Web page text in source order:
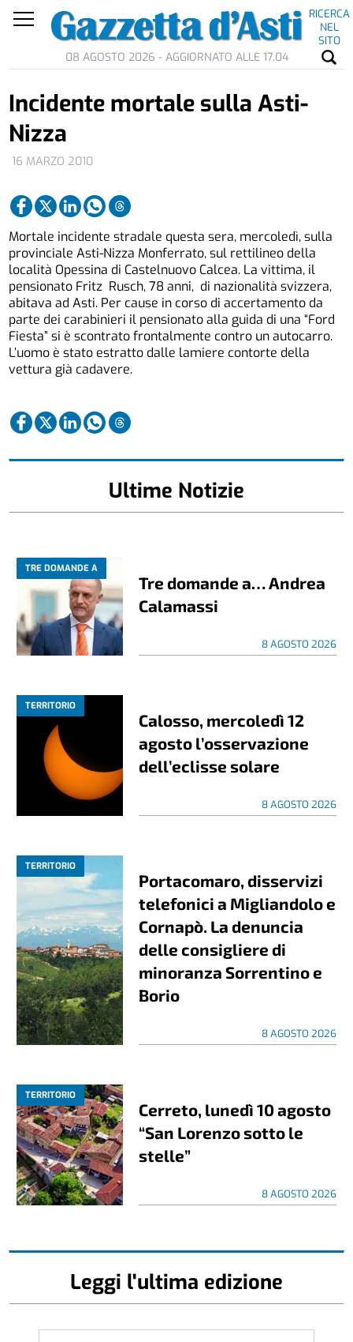
RICERCA
NEL
SITO
08 AGOSTO 2026 - AGGIORNATO ALLE 17.04
16 MARZO 2010
Incidente mortale sulla Asti-
Nizza
Mortale incidente stradale questa sera, mercoledì, sulla
provinciale Asti-Nizza Monferrato, sul rettilineo della
località Opessina di Castelnuovo Calcea. La vittima, il
pensionato Fritz Rusch, 78 anni, di nazionalità svizzera,
abitava ad Asti. Per cause in corso di accertamento da
parte dei carabinieri il pensionato alla guida di una “Ford
Fiesta” si è scontrato frontalmente contro un autocarro.
L’uomo è stato estratto dalle lamiere contorte della
vettura già cadavere.
Ultime Notizie
TRE DOMANDE A
Tre domande a… Andrea
Calamassi
8 AGOSTO 2026
TERRITORIO
Calosso, mercoledì 12
agosto l’osservazione
dell’eclisse solare
8 AGOSTO 2026
TERRITORIO
Portacomaro, disservizi
telefonici a Migliandolo e
Cornapò. La denuncia
delle consigliere di
minoranza Sorrentino e
Borio
8 AGOSTO 2026
TERRITORIO
Cerreto, lunedì 10 agosto
“San Lorenzo sotto le
stelle”
8 AGOSTO 2026
Leggi l'ultima edizione